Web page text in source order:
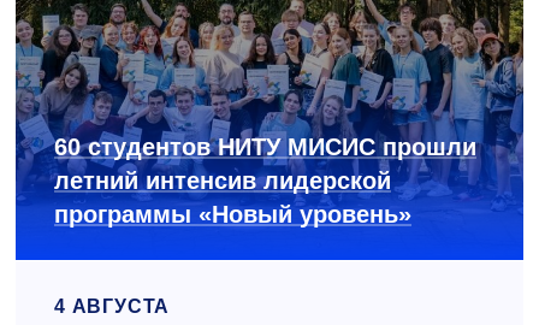
60 студентов НИТУ МИСИС прошли
летний интенсив лидерской
программы «Новый уровень»
4 АВГУСТА